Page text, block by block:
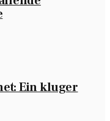
Ein kluger